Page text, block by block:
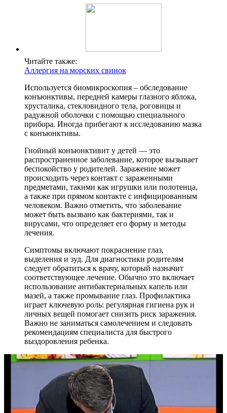
Читайте также:
Аллергия на морских свинок
Используется биомикроскопия – обследование
конъюнктивы, передней камеры глазного яблока,
хрусталика, стекловидного тела, роговицы и
радужной оболочки с помощью специального
прибора. Иногда прибегают к исследованию мазка
с конъюнктивы.
Гнойный конъюнктивит у детей — это
распространенное заболевание, которое вызывает
беспокойство у родителей. Заражение может
происходить через контакт с зараженными
предметами, такими как игрушки или полотенца,
а также при прямом контакте с инфицированным
человеком. Важно отметить, что заболевание
может быть вызвано как бактериями, так и
вирусами, что определяет его форму и методы
лечения.
Симптомы включают покраснение глаз,
выделения и зуд. Для диагностики родителям
следует обратиться к врачу, который назначит
соответствующее лечение. Обычно это включает
использование антибактериальных капель или
мазей, а также промывание глаз. Профилактика
играет ключевую роль: регулярная гигиена рук и
личных вещей помогает снизить риск заражения.
Важно не заниматься самолечением и следовать
рекомендациям специалиста для быстрого
выздоровления ребенка.